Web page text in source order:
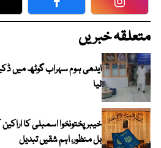
Facebook
متعلقہ خبریں
ایدھی ہوم سہراب گوٹھ میں
لیا
خیبرپختونخوا اسمبلی کا
بل منظور، اہم شقیں تبدیل